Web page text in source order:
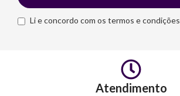
Li e concordo com os termos e condições
Atendimento